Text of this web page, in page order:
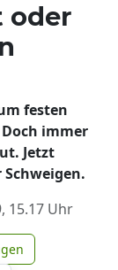
oder
festen
immer
Jetzt
15.17 Uhr